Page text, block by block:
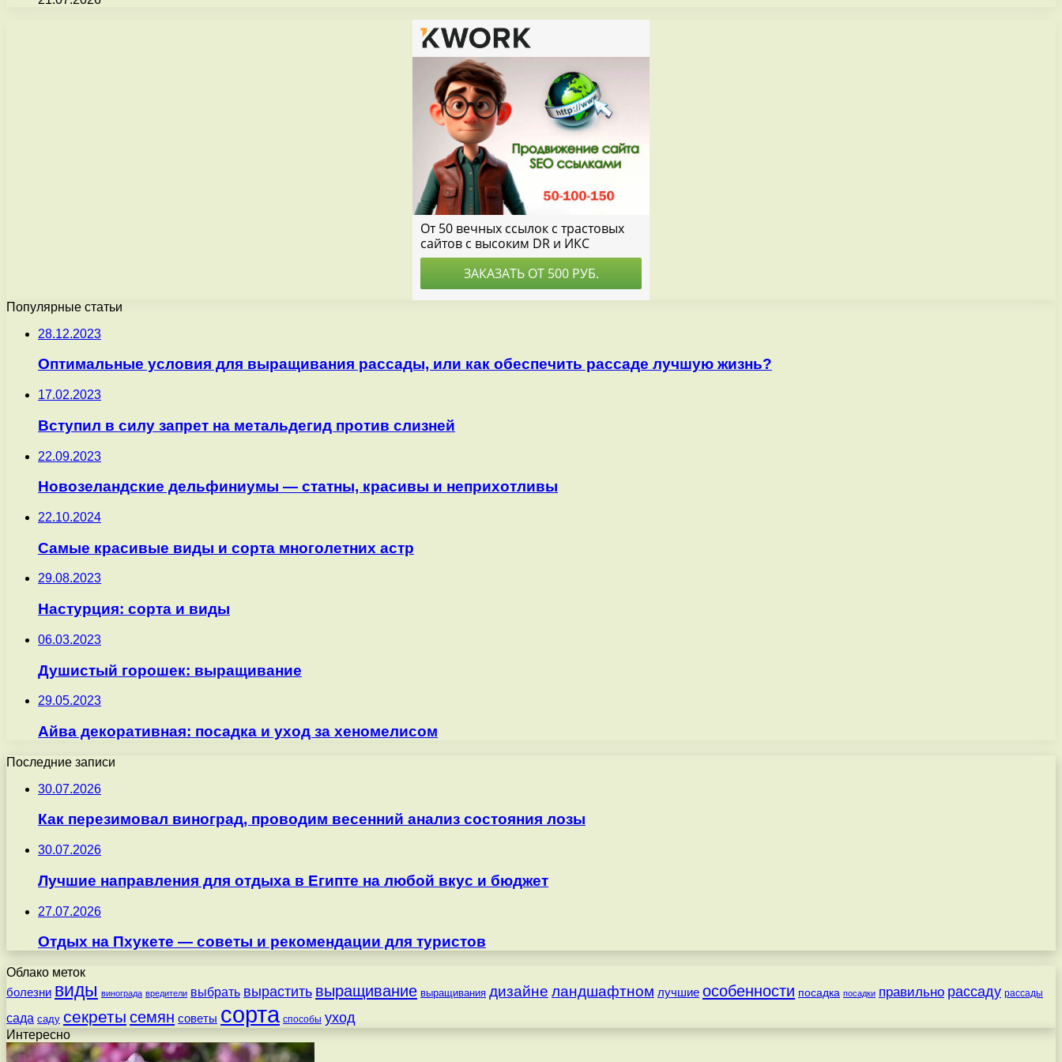
Популярные статьи
28.12.2023
Оптимальные условия для выращивания рассады, или как обеспечить рассаде лучшую жизнь?
17.02.2023
Вступил в силу запрет на метальдегид против слизней
22.09.2023
Новозеландские дельфиниумы — статны, красивы и неприхотливы
22.10.2024
Самые красивые виды и сорта многолетних астр
29.08.2023
Настурция: сорта и виды
06.03.2023
Душистый горошек: выращивание
29.05.2023
Айва декоративная: посадка и уход за хеномелисом
Последние записи
30.07.2026
Как перезимовал виноград, проводим весенний анализ состояния лозы
30.07.2026
Лучшие направления для отдыха в Египте на любой вкус и бюджет
27.07.2026
Отдых на Пхукете — советы и рекомендации для туристов
Облако меток
болезни виды винограда вредители выбрать вырастить выращивание выращивания дизайне ландшафтном лучшие особенности посадка посадки правильно рассаду рассады
сада саду секреты семян советы сорта способы уход
Интересно